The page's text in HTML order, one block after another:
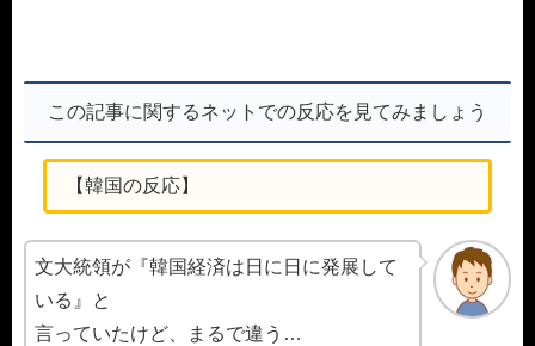
この記事に関するネットでの反応を見てみましょう
【韓国の反応】
文大統領が『韓国経済は日に日に発展して
いる』と
言っていたけど、まるで違う…